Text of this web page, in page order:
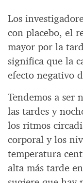
Los
con placebo, el
mayor por la
significa que la
efecto negativo
Tendemos a ser
las tardes y
los ritmos
corporal y los
temperatura
alta más tarde